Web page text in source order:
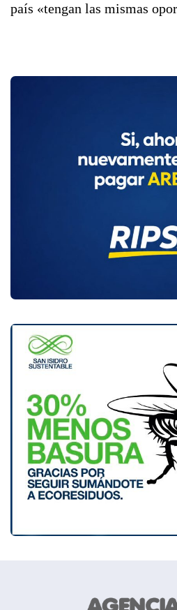
país «tengan las mismas